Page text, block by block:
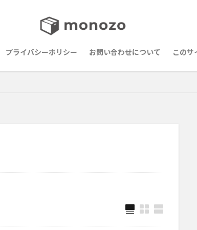
プライバシーポリシー お問い合わせについて このサ